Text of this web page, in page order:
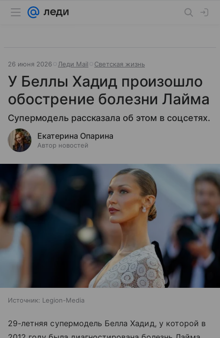
26 июня 2026 Леди Mail Светская жизнь
У Беллы Хадид произошло
обострение болезни Лайма
Супермодель рассказала об этом в соцсетях.
Екатерина Опарина
Автор новостей
Источник: Legion-Media
29-летняя супермодель Белла Хадид, у которой в